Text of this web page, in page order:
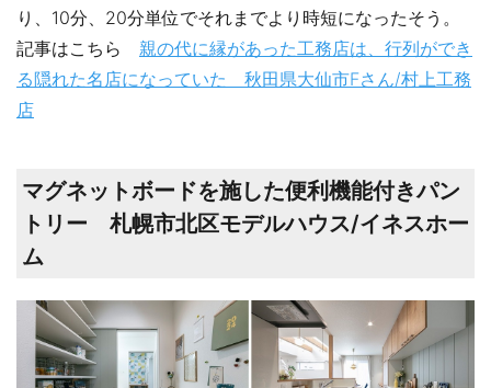
り、10分、20分単位でそれまでより時短になったそう。
記事はこちら 親の代に縁があった工務店は、行列ができ
る隠れた名店になっていた 秋田県大仙市Fさん/村上工務
店
マグネットボードを施した便利機能付きパン
トリー 札幌市北区モデルハウス/イネスホー
ム